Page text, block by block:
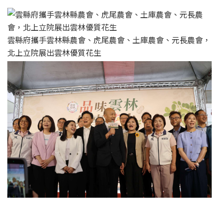
雲縣府攜手雲林縣農會、虎尾農會、土庫農會、元長農會，
北上立院展出雲林優質花生